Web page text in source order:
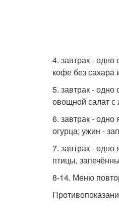
4. завтрак -
кофе без сахара
5. завтрак -
овощной салат
6. завтрак -
огурца; ужин -
7. завтрак -
птицы,
8-14. Меню